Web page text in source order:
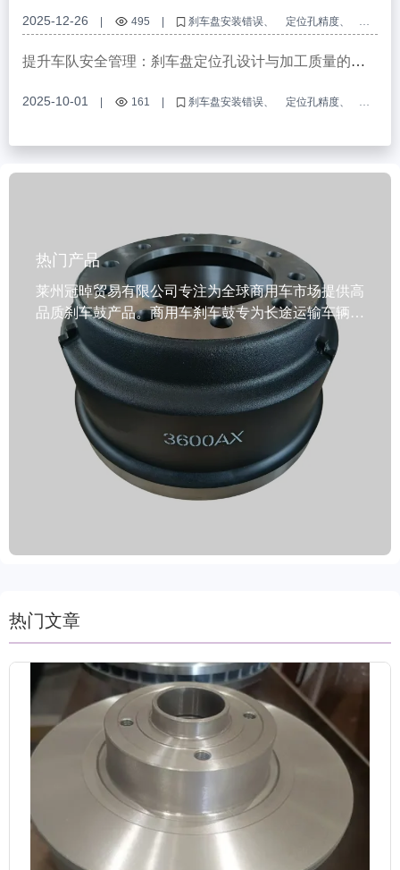
2025-12-26 495 刹车盘安装错误
定位孔精度
车削加工工艺
商用车刹车盘 braking safety
提升车队安全管理：刹车盘定位孔设计与加工质量的实
2025-10-01 161 刹车盘安装错误
定位孔精度
热门产品
莱州冠晫贸易有限公司专注为全球商用车市场提供高
品质刹车鼓产品。商用车刹车鼓专为长途运输车辆设
计，采用优质灰铸铁材质（如GG20、G3000），具
备卓越的高热耐受性和快速散热性能，有效降低制动
热衰减风险，保障行车安全。每件产品均通过VCA
COP审核和EMARK认证，并符合IATF TS16949质量
管理体系要求，确保尺寸精度、耐磨性与防腐性能达
标。表面经油封或喷涂防锈处理，可在潮湿环境中长
期使用，延长使用寿命。我们交付周期仅需15-30
天，助力客户高效运营。莱州冠晫贸易有限公司以可
靠品质赢得欧美、俄罗斯等重点市场的广泛信赖。
热门文章